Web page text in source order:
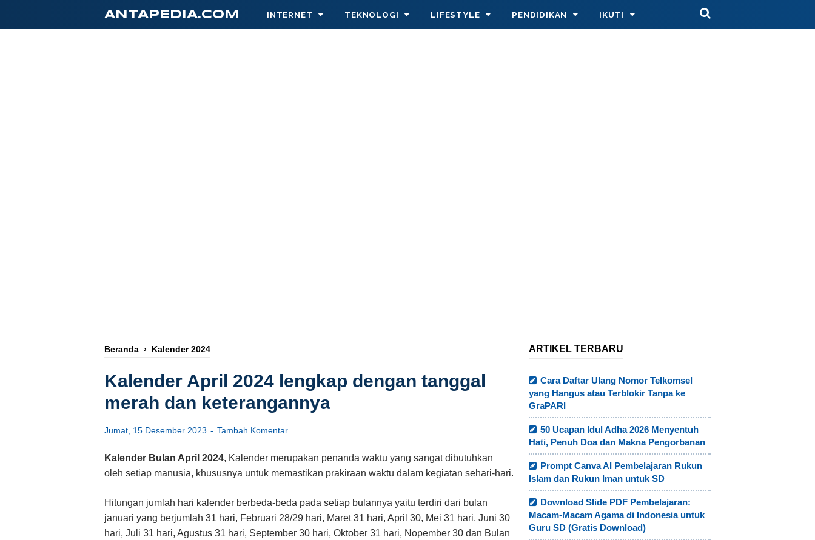
ANTAPEDIA.COM INTERNET TEKNOLOGI LIFESTYLE PENDIDIKAN IKUTI
Beranda › Kalender 2024
Kalender April 2024 lengkap dengan tanggal
merah dan keterangannya
Jumat, 15 Desember 2023 Tambah Komentar
Kalender Bulan April 2024, Kalender merupakan penanda waktu yang sangat dibutuhkan
oleh setiap manusia, khususnya untuk memastikan prakiraan waktu dalam kegiatan sehari-hari.
Hitungan jumlah hari kalender berbeda-beda pada setiap bulannya yaitu terdiri dari bulan
januari yang berjumlah 31 hari, Februari 28/29 hari, Maret 31 hari, April 30, Mei 31 hari, Juni 30
hari, Juli 31 hari, Agustus 31 hari, September 30 hari, Oktober 31 hari, Nopember 30 dan Bulan
ARTIKEL TERBARU
Cara Daftar Ulang Nomor Telkomsel
yang Hangus atau Terblokir Tanpa ke
GraPARI
50 Ucapan Idul Adha 2026 Menyentuh
Hati, Penuh Doa dan Makna Pengorbanan
Prompt Canva AI Pembelajaran Rukun
Islam dan Rukun Iman untuk SD
Download Slide PDF Pembelajaran:
Macam-Macam Agama di Indonesia untuk
Guru SD (Gratis Download)